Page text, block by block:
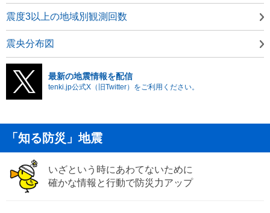
震度3以上の地域別観測回数
震央分布図
最新の地震情報を配信
tenki.jp公式X（旧Twitter）をご利用ください。
「知る防災」地震
いざという時にあわてないために
確かな情報と行動で防災力アップ